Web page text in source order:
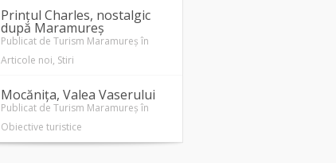
Prințul Charles, nostalgic
după Maramureș
Publicat de Turism Maramureș în
Articole noi, Stiri
Mocănița, Valea Vaserului
Publicat de Turism Maramureș în
Obiective turistice